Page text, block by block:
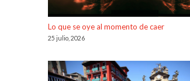
Lo que se oye al momento de caer
25 julio, 2026